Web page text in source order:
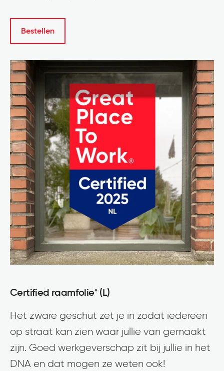
Bestellen
Certified raamfolie* (L)
Het zware geschut zet je in zodat iedereen
op straat kan zien waar jullie van gemaakt
zijn. Goed werkgeverschap zit bij jullie in het
DNA en dat mogen ze weten ook!